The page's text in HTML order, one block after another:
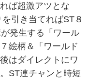
ば超激アツとな
引き当てればST８
発生する「ワール
絵柄＆「ワールド
はダイレクトにワ
ST連チャンと時短